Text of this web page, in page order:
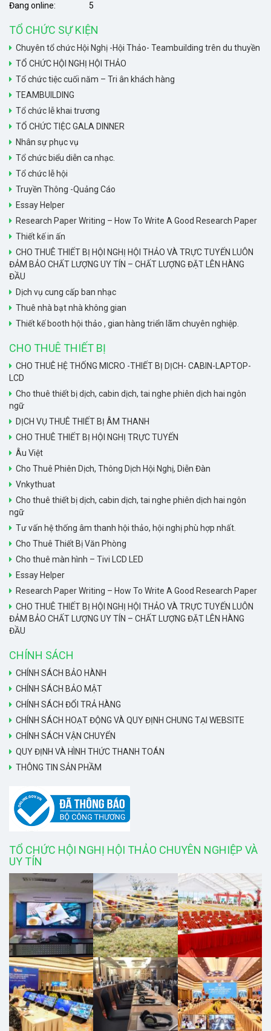
5
Đang online:
TỔ CHỨC SỰ KIỆN
Chuyên tổ chức Hội Nghị -Hội Thảo- Teambuilding trên du thuyền
TỔ CHỨC HỘI NGHỊ HỘI THẢO
Tổ chức tiệc cuối năm – Tri ân khách hàng
TEAMBUILDING
Tổ chức lễ khai trương
TỔ CHỨC TIỆC GALA DINNER
Nhân sự phục vụ
Tổ chức biểu diễn ca nhạc.
Tổ chức lễ hội
Truyền Thông -Quảng Cáo
Essay Helper
Research Paper Writing – How To Write A Good Research Paper
Thiết kế in ấn
CHO THUÊ THIẾT BỊ HỘI NGHỊ HỘI THẢO VÀ TRỰC TUYẾN LUÔN
ĐẢM BẢO CHẤT LƯỢNG UY TÍN – CHẤT LƯỢNG ĐẶT LÊN HÀNG
ĐẦU
Dịch vụ cung cấp ban nhạc
Thuê nhà bạt nhà không gian
Thiết kế booth hội thảo , gian hàng triển lãm chuyên nghiệp.
CHO THUÊ THIẾT BỊ
CHO THUÊ HỆ THỐNG MICRO -THIẾT BỊ DỊCH- CABIN-LAPTOP-
LCD
Cho thuê thiết bị dịch, cabin dịch, tai nghe phiên dịch hai ngôn
ngữ
DỊCH VỤ THUÊ THIẾT BỊ ÂM THANH
CHO THUÊ THIẾT BỊ HỘI NGHỊ TRỰC TUYẾN
Âu Việt
Cho Thuê Phiên Dịch, Thông Dịch Hội Nghị, Diễn Đàn
Vnkythuat
Cho thuê thiết bị dịch, cabin dịch, tai nghe phiên dịch hai ngôn
ngữ
Tư vấn hệ thống âm thanh hội thảo, hội nghị phù hợp nhất.
Cho Thuê Thiết Bị Văn Phòng
Cho thuê màn hình – Tivi LCD LED
Essay Helper
Research Paper Writing – How To Write A Good Research Paper
CHO THUÊ THIẾT BỊ HỘI NGHỊ HỘI THẢO VÀ TRỰC TUYẾN LUÔN
ĐẢM BẢO CHẤT LƯỢNG UY TÍN – CHẤT LƯỢNG ĐẶT LÊN HÀNG
ĐẦU
CHÍNH SÁCH
CHÍNH SÁCH BẢO HÀNH
CHÍNH SÁCH BẢO MẬT
CHÍNH SÁCH ĐỔI TRẢ HÀNG
CHÍNH SÁCH HOẠT ĐỘNG VÀ QUY ĐỊNH CHUNG TẠI WEBSITE
CHÍNH SÁCH VẬN CHUYỂN
QUY ĐỊNH VÀ HÌNH THỨC THANH TOÁN
THÔNG TIN SẢN PHẦM
TỔ CHỨC HỘI NGHỊ HỘI THẢO CHUYÊN NGHIỆP VÀ
UY TÍN